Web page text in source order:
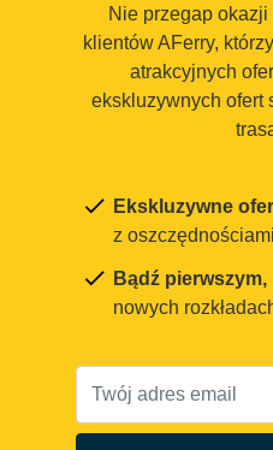
Nie przegap okazji
klientów AFerry,
atrakcyjnych
ekskluzywnych ofert
Ekskluzywne
z
Bądź
nowych